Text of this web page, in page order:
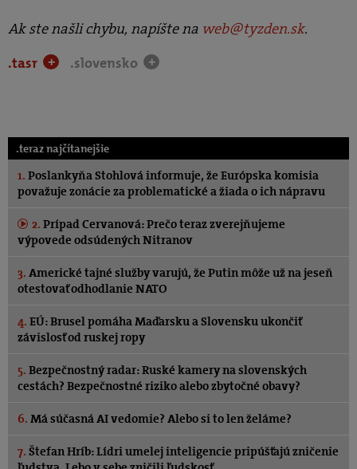
Ak ste našli chybu, napíšte na web@tyzden.sk.
.tasr
+ .slovensko +
.teraz najčítanejšie
1. Poslankyňa Stohlová informuje, že Európska komisia
považuje zonácie za problematické a žiada o ich nápravu
2. Prípad Cervanová: Prečo teraz zverejňujeme
výpovede odsúdených Nitranov
3. Americké tajné služby varujú, že Putin môže už na jeseň
otestovať odhodlanie NATO
4. EÚ: Brusel pomáha Maďarsku a Slovensku ukončiť
závislosť od ruskej ropy
5. Bezpečnostný radar: Ruské kamery na slovenských
cestách? Bezpečnostné riziko alebo zbytočné obavy?
6. Má súčasná AI vedomie? Alebo si to len želáme?
7. Štefan Hríb: Lídri umelej inteligencie pripúšťajú zničenie